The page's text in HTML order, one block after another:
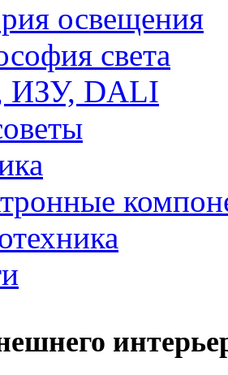
освещения
света
ИЗУ, DALI